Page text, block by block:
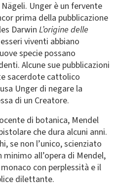
Unger è un fervente
prima della pubblicazione
Darwin L’origine delle
viventi abbiano
specie possano
Alcune sue pubblicazioni
sacerdote cattolico
Unger di negare la
di un Creatore.
di botanica, Mendel
che dura alcuni anni.
se non l’unico, scienziato
all’opera di Mendel,
con perplessità e il
dilettante.